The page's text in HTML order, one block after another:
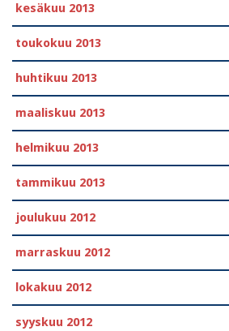
kesäkuu 2013
toukokuu 2013
huhtikuu 2013
maaliskuu 2013
helmikuu 2013
tammikuu 2013
joulukuu 2012
marraskuu 2012
lokakuu 2012
syyskuu 2012